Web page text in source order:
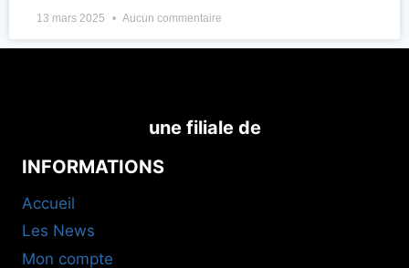
13 mars 2025 Aucun commentaire
une filiale de
INFORMATIONS
Accueil
Les News
Mon compte